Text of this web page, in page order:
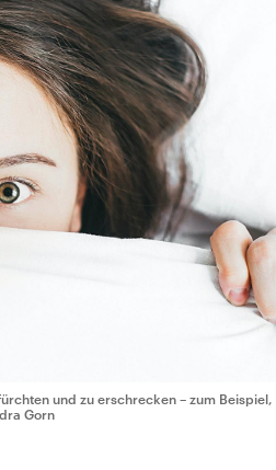
und zu erschrecken – zum Beispiel,
Gorn